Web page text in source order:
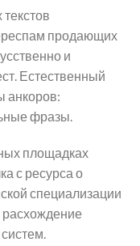
продающих
и
Естественный
анкоров:
фразы.
площадках
с ресурса о
специализации
расхождение